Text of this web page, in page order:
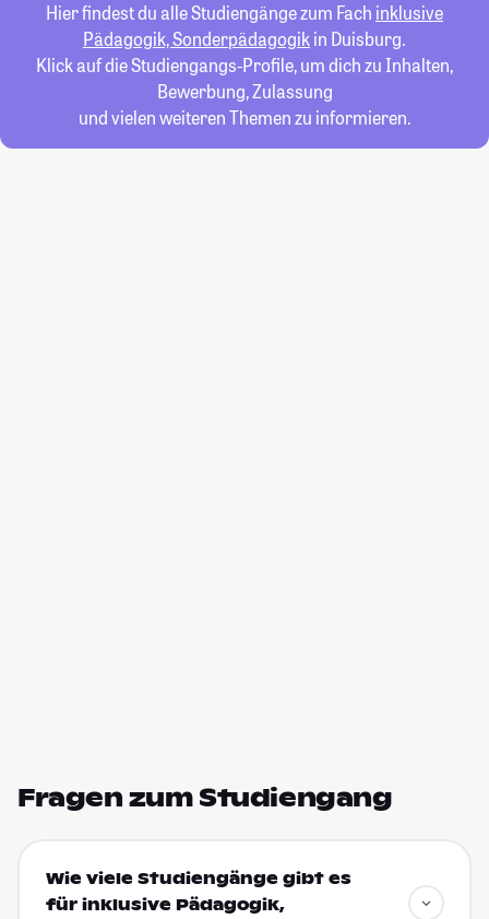
Hier findest du alle Studiengänge zum Fach inklusive
Pädagogik, Sonderpädagogikin Duisburg.
Klick auf die Studiengangs-Profile, um dich zu Inhalten,
Bewerbung, Zulassung
und vielen weiteren Themen zu informieren.
Fragen zum Studiengang
Wie viele Studiengänge gibt es
für inklusive Pädagogik,